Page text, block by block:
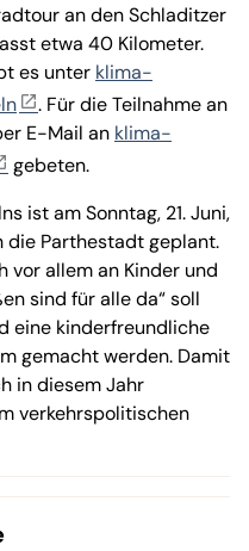
an den Schladitzer
etwa 40 Kilometer.
es unter klima-
. Für die Teilnahme an
E-Mail an klima-
gebeten.
ist am Sonntag, 21. Juni,
die Parthestadt geplant.
vor allem an Kinder und
sind für alle da“ soll
eine kinderfreundliche
gemacht werden. Damit
in diesem Jahr
verkehrspolitischen